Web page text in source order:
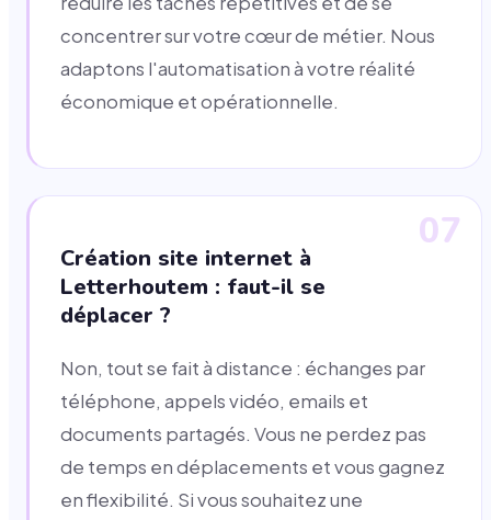
concentrer sur votre cœur de métier. Nous
adaptons l'automatisation à votre réalité
économique et opérationnelle.
07
Création site internet à
Letterhoutem : faut-il se
déplacer ?
Non, tout se fait à distance : échanges par
téléphone, appels vidéo, emails et
documents partagés. Vous ne perdez pas
de temps en déplacements et vous gagnez
en flexibilité. Si vous souhaitez une